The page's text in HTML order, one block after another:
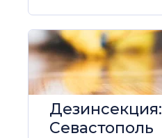
Дезинсекция:
Севастополь